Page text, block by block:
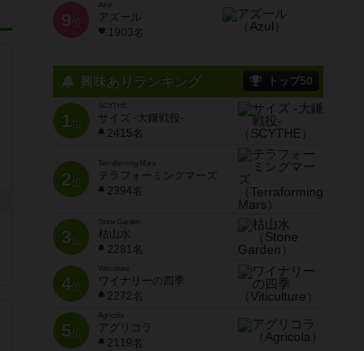
9 位
Azul
アズール
1903名
興味ありランキング トップ50
1位
SCYTHE
サイズ -大鎌戦役-
2415名
2位
Terraforming Mars
テラフォーミングマーズ
2394名
3位
Stone Garden
枯山水
2281名
4位
Viticulture
ワイナリーの四季
2272名
5位
Agricola
アグリコラ
2119名